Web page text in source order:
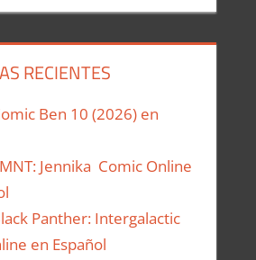
RECIENTES
Ben 10 (2026) en
Jennika Comic Online
Panther: Intergalactic
en Español